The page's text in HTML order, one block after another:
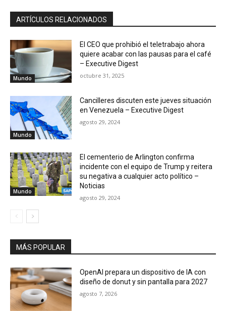
ARTÍCULOS RELACIONADOS
Mundo
El CEO que prohibió el teletrabajo ahora
quiere acabar con las pausas para el café
– Executive Digest
octubre 31, 2025
Mundo
Cancilleres discuten este jueves situación
en Venezuela – Executive Digest
agosto 29, 2024
Mundo
El cementerio de Arlington confirma
incidente con el equipo de Trump y reitera
su negativa a cualquier acto político –
Noticias
agosto 29, 2024
MÁS POPULAR
OpenAI prepara un dispositivo de IA con
diseño de donut y sin pantalla para 2027
agosto 7, 2026